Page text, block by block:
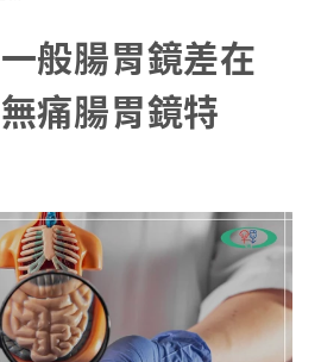
般腸胃鏡差在
痛腸胃鏡特